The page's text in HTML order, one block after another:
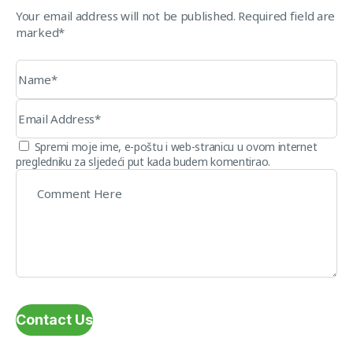
Your email address will not be published. Required field are
marked*
Spremi moje ime, e-poštu i web-stranicu u ovom internet
pregledniku za sljedeći put kada budem komentirao.
Contact Us